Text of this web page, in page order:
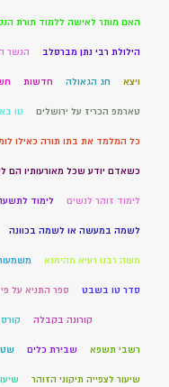
האם מותר לאישה ללמוד תורת
הילולת רבי נתן מברסלב הנשר
ויצא חג הגאולה חדשות
טארמפ הכריז על ירושלים טו
כל המלמד את בתו תורה כאילו
כשאדם יודע שכל מאורעותיו הם
לימוד זוהר לנשים לימוד
לשמה במעשה או לשמה בכוונה
משה רבנו רעיא מהימנא
סדר טו בשבט ספר התניא על
קורונה בקבלה
רשבי תשפא שבירת כלים
שיעור לצפייה תיקוני הזוהר